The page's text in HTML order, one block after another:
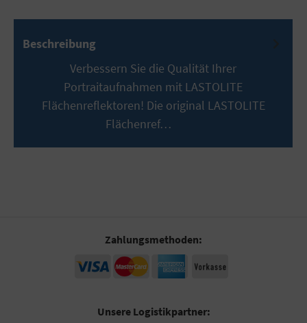
Beschreibung
Verbessern Sie die Qualität Ihrer
Portraitaufnahmen mit LASTOLITE
Flächenreflektoren! Die original LASTOLITE
Flächenref…
Zahlungsmethoden:
Unsere Logistikpartner: